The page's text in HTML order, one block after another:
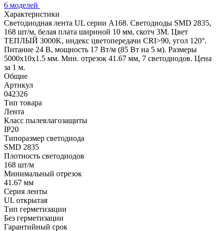
6 моделей
Характеристики
Светодиодная лента UL серии A168. Светодиоды SMD 2835,
168 шт/м, белая плата шириной 10 мм, скотч 3M. Цвет
ТЕПЛЫЙ 3000K, индекс цветопередачи CRI>90, угол 120°.
Питание 24 В, мощность 17 Вт/м (85 Вт на 5 м). Размеры
5000x10x1.5 мм. Мин. отрезок 41.67 мм, 7 светодиодов. Цена
за 1 м.
Общие
Артикул
042326
Тип товара
Лента
Класс пылевлагозащиты
IP20
Типоразмер светодиода
SMD 2835
Плотность светодиодов
168 шт/м
Минимальный отрезок
41.67 мм
Серия ленты
UL открытая
Тип герметизации
Без герметизации
Гарантийный срок